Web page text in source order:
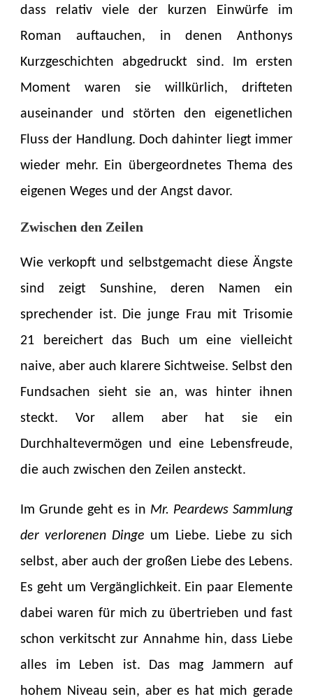
dass relativ viele der kurzen Einwürfe im
Roman auftauchen, in denen Anthonys
Kurzgeschichten abgedruckt sind. Im ersten
Moment waren sie willkürlich, drifteten
auseinander und störten den eigenetlichen
Fluss der Handlung. Doch dahinter liegt immer
wieder mehr. Ein übergeordnetes Thema des
eigenen Weges und der Angst davor.
Zwischen den Zeilen
Wie verkopft und selbstgemacht diese Ängste
sind zeigt Sunshine, deren Namen ein
sprechender ist. Die junge Frau mit Trisomie
21 bereichert das Buch um eine vielleicht
naive, aber auch klarere Sichtweise. Selbst den
Fundsachen sieht sie an, was hinter ihnen
steckt. Vor allem aber hat sie ein
Durchhaltevermögen und eine Lebensfreude,
die auch zwischen den Zeilen ansteckt.
Im Grunde geht es in Mr. Peardews Sammlung
der verlorenen Dinge um Liebe. Liebe zu sich
selbst, aber auch der großen Liebe des Lebens.
Es geht um Vergänglichkeit. Ein paar Elemente
dabei waren für mich zu übertrieben und fast
schon verkitscht zur Annahme hin, dass Liebe
alles im Leben ist. Das mag Jammern auf
hohem Niveau sein, aber es hat mich gerade